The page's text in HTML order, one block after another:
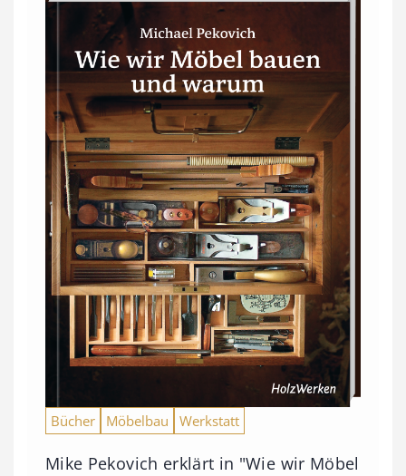
Bücher Möbelbau Werkstatt
Mike Pekovich erklärt in "Wie wir Möbel